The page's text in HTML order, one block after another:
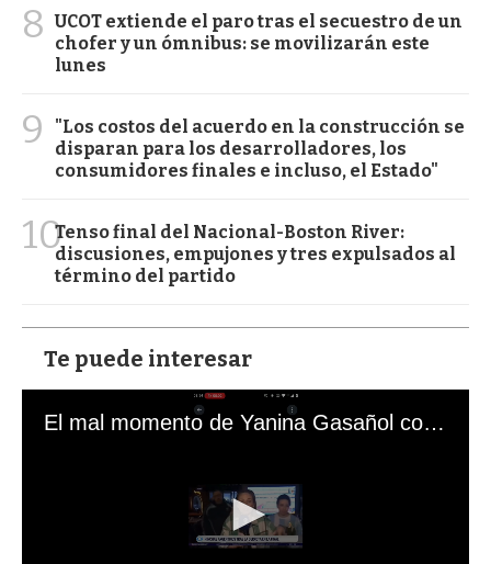
8 UCOT extiende el paro tras el secuestro de un
chofer y un ómnibus: se movilizarán este
lunes
9
"Los costos del acuerdo en la construcción se
disparan para los desarrolladores, los
consumidores finales e incluso, el Estado"
10Tenso final del Nacional-Boston River:
discusiones, empujones y tres expulsados al
término del partido
Te puede interesar
El mal momento de Yanina Gasañol con un hincha argentino en "Subrayado"